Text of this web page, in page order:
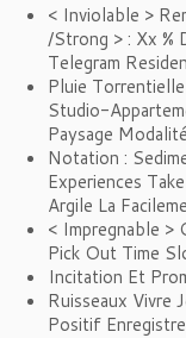
< Inviolable >
/Strong > : Xx %
Telegram
Pluie
Studio-
Paysage
Notation :
Experiences
Argile La
< Impregnable >
Pick Out Time
Incitation Et
Ruisseaux Vivre
Positif